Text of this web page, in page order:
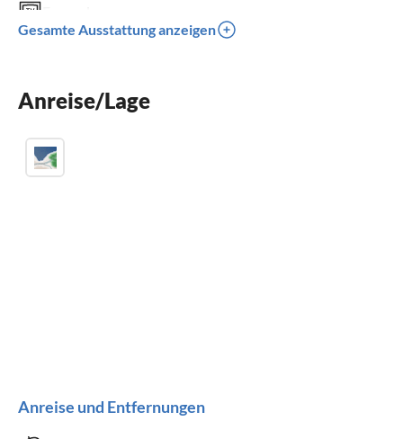
Terrasse
Balkon
Gesamte Ausstattung anzeigen
Anreise/Lage
Anreise und Entfernungen